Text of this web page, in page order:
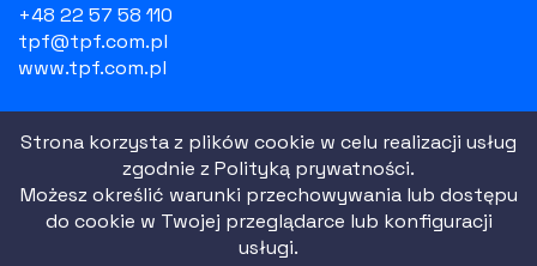
Strona korzysta z plików cookie w celu realizacji usług
zgodnie zPolityką prywatności.
Możesz określić warunki przechowywania lub dostępu
do cookie w Twojej przeglądarce lub konfiguracji
usługi.
+48 22 57 58 110
tpf@tpf.com.pl
www.tpf.com.pl
NIP: 526 100 55 07
REGON: 010754518
KRS: 0000081729